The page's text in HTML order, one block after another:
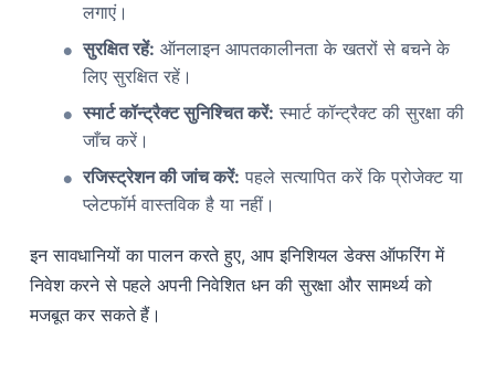
लगाएं।
सुरक्षित रहें: ऑनलाइन आपतकालीनता के खतरों से बचने के
लिए सुरक्षित रहें।
स्मार्ट कॉन्ट्रैक्ट सुनिश्चित करें: स्मार्ट कॉन्ट्रैक्ट की सुरक्षा की
जाँच करें।
रजिस्ट्रेशन की जांच करें: पहले सत्यापित करें कि प्रोजेक्ट या
प्लेटफॉर्म वास्तविक है या नहीं।
इन सावधानियों का पालन करते हुए, आप इनिशियल डेक्स ऑफरिंग में
निवेश करने से पहले अपनी निवेशित धन की सुरक्षा और सामर्थ्य को
मजबूत कर सकते हैं।